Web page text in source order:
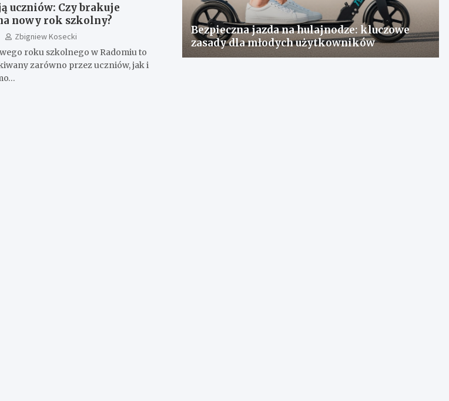
uczniów: Czy brakuje
nowy rok szkolny?
Zbigniew Kosecki
roku szkolnego w Radomiu to
zarówno przez uczniów, jak i
Bezpieczna jazda na hulajnodze: kluczowe
zasady dla młodych użytkowników